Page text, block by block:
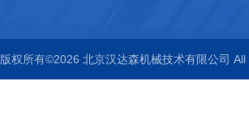
版权所有©2026 北京汉达森机械技术有限公司